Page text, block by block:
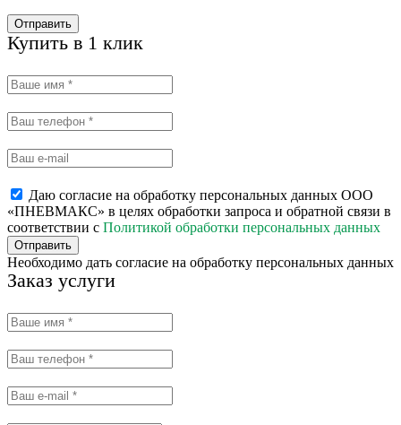
Отправить
Купить в 1 клик
Даю согласие на обработку персональных данных ООО
«ПНЕВМАКС» в целях обработки запроса и обратной связи в
соответствии с Политикой обработки персональных данных
Отправить
Необходимо дать согласие на обработку персональных данных
Заказ услуги